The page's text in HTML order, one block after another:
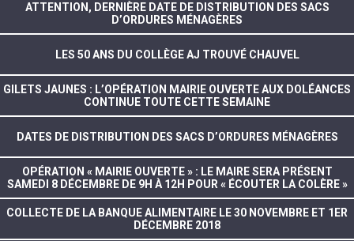
ATTENTION, DERNIÈRE DATE DE DISTRIBUTION DES SACS
D’ORDURES MÉNAGÈRES
LES 50 ANS DU COLLÈGE AJ TROUVÉ CHAUVEL
GILETS JAUNES : L’OPÉRATION MAIRIE OUVERTE AUX DOLÉANCES
CONTINUE TOUTE CETTE SEMAINE
DATES DE DISTRIBUTION DES SACS D’ORDURES MÉNAGÈRES
OPÉRATION « MAIRIE OUVERTE » : LE MAIRE SERA PRÉSENT
SAMEDI 8 DÉCEMBRE DE 9H À 12H POUR « ÉCOUTER LA COLÈRE »
COLLECTE DE LA BANQUE ALIMENTAIRE LE 30 NOVEMBRE ET 1ER
DÉCEMBRE 2018